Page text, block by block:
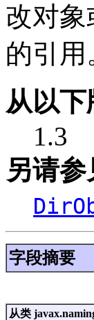
改对
的引用
从以下
1.3
另请参
字段摘要
从类